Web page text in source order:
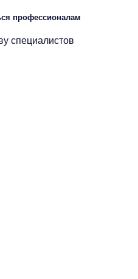
профессионалам
специалистов